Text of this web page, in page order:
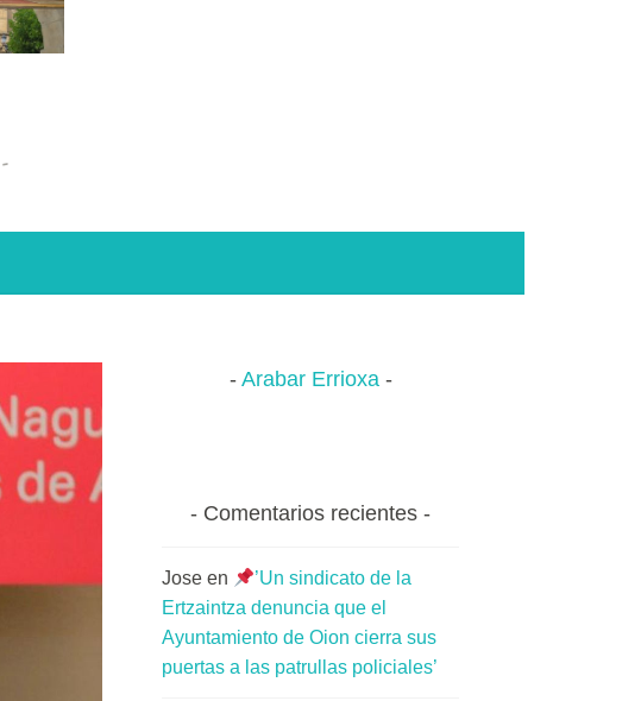
Arabar Errioxa
Comentarios recientes
Jose en
’Un sindicato de la
Ertzaintza denuncia que el
Ayuntamiento de Oion cierra sus
puertas a las patrullas policiales’